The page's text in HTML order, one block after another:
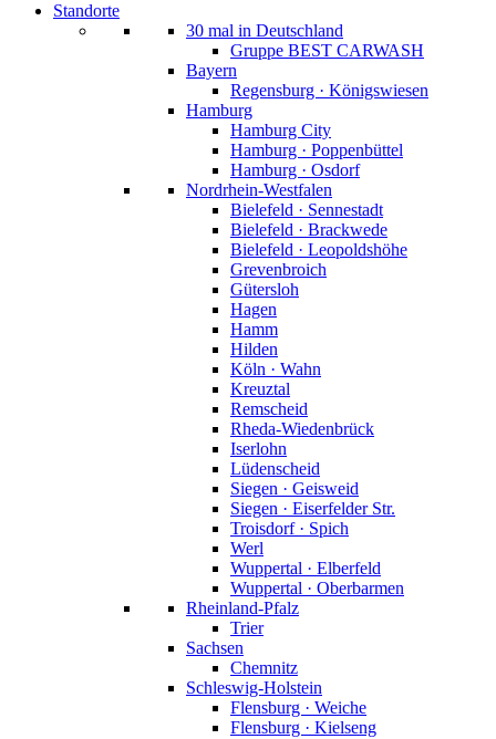
Standorte
30 mal in Deutschland
Gruppe BEST CARWASH
Bayern
Regensburg · Königswiesen
Hamburg
Hamburg City
Hamburg · Poppenbüttel
Hamburg · Osdorf
Nordrhein-Westfalen
Bielefeld · Sennestadt
Bielefeld · Brackwede
Bielefeld · Leopoldshöhe
Grevenbroich
Gütersloh
Hagen
Hamm
Hilden
Köln · Wahn
Kreuztal
Remscheid
Rheda-Wiedenbrück
Iserlohn
Lüdenscheid
Siegen · Geisweid
Siegen · Eiserfelder Str.
Troisdorf · Spich
Werl
Wuppertal · Elberfeld
Wuppertal · Oberbarmen
Rheinland-Pfalz
Trier
Sachsen
Chemnitz
Schleswig-Holstein
Flensburg · Weiche
Flensburg · Kielseng